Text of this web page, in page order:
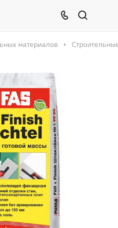
материалов